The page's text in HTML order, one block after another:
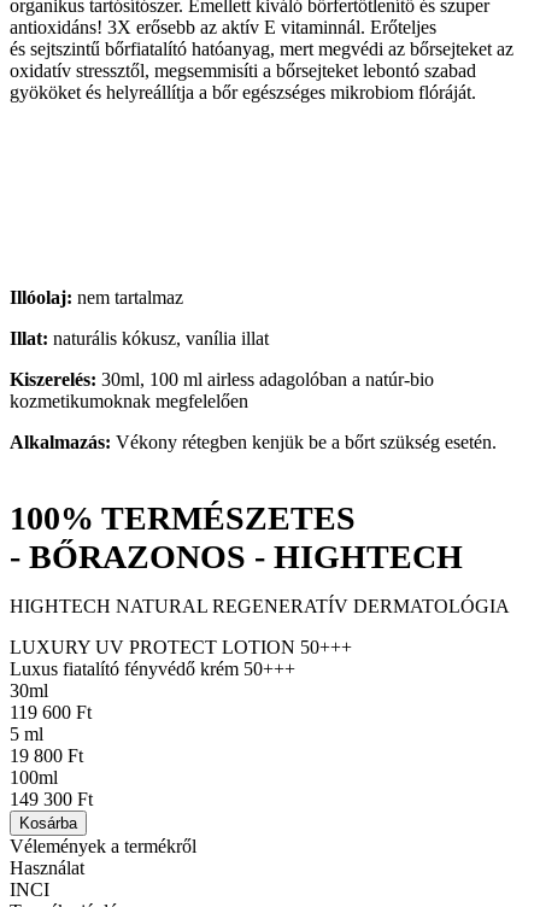
organikus tartósítószer. Emellett kiváló bőrfertőtlenítő és szuper
antioxidáns! 3X erősebb az aktív E vitaminnál. Erőteljes
és sejtszintű bőrfiatalító hatóanyag, mert megvédi az bőrsejteket az
oxidatív stressztől, megsemmisíti a bőrsejteket lebontó szabad
gyököket és helyreállítja a bőr egészséges mikrobiom flóráját.
Illóolaj: nem tartalmaz
Illat: naturális kókusz, vanília illat
Kiszerelés: 30ml, 100 ml airless adagolóban a natúr-bio
kozmetikumoknak megfelelően
Alkalmazás: Vékony rétegben kenjük be a bőrt szükség esetén.
100% TERMÉSZETES
- BŐRAZONOS - HIGHTECH
HIGHTECH NATURAL REGENERATÍV DERMATOLÓGIA
LUXURY UV PROTECT LOTION 50+++
Luxus fiatalító fényvédő krém 50+++
30ml
119 600 Ft
5 ml
19 800 Ft
100ml
149 300 Ft
Kosárba
Vélemények a termékről
Használat
INCI